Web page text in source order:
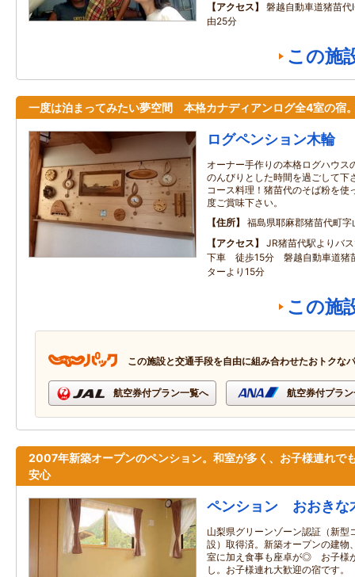
アクセス
磐越自動車道猪苗
由25分
この施
一度は泊まってみたい夢空間 本格カナディアンログ全4室の宿
ログペンション木輪
オーナー手作りの本格ログハウス
のんびりとした時間を過ごして下
コース料理！猪苗代のそば粉を使
度ご賞味下さい。
住所
福島県耶麻郡猪苗代町
アクセス
JR猪苗代駅よりバ
下車 徒歩15分 磐越自動車道猪
ターより15分
この施
この施設と交通手段を自由に組み合わせたおトクな
航空券付プラン一覧へ 航空券付プラ
2007年新築オープンのペンション。和室が多く、お子様連れで
安心
ペンション おおきな
山梨県グリーンゾーン認証（新型
設）取得済。新築オープンの建物
室に加え食事も座卓が◎ お子様
し。お子様連れ大歓迎の宿です。